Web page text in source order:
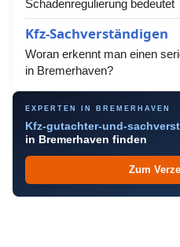
Schadenregulierung bedeutet
Kfz-Sachverständigen
Woran erkennt man einen
in Bremerhaven?
EXPERTEN IN BREMERHAVEN
Kfz-gutachter-und-
in Bremerhaven finden
Zum